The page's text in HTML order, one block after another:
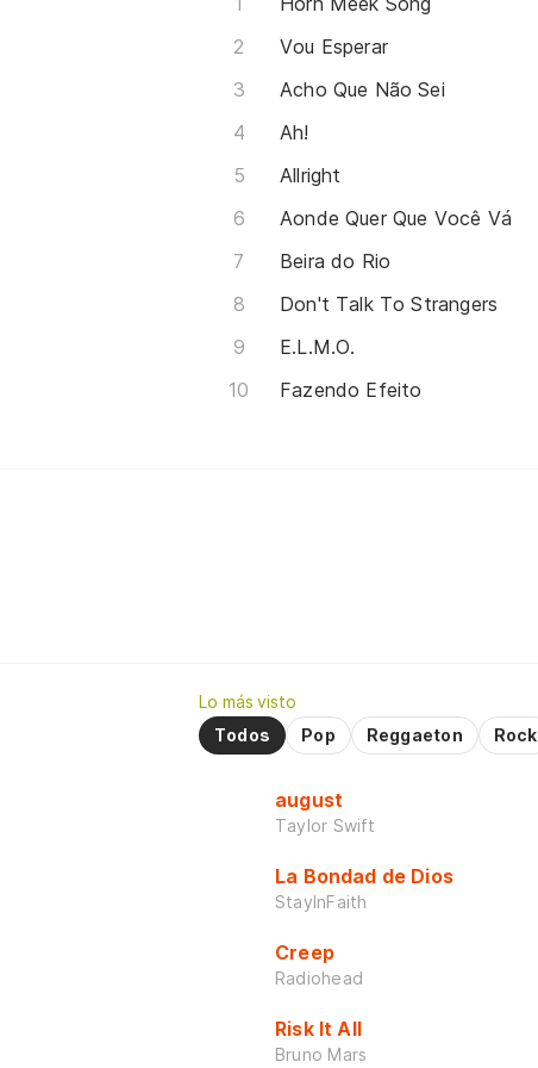
Vou Esperar
Acho Que Não Sei
Ah!
Allright
Aonde Quer Que Você Vá
Beira do Rio
Don't Talk To Strangers
E.L.M.O.
Fazendo Efeito
Lo más visto
Todos
Pop Reggaeton Rock
august
Taylor Swift
La Bondad de Dios
StayInFaith
Creep
Radiohead
Risk It All
Bruno Mars